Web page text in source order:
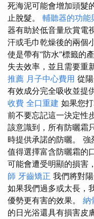
死海泥可能會增加頭髮
止脫髮。 輔聽器的功能
器有助於低音量欣賞電
汗或毛巾乾燥後的兩個
使是帶有“防水”標籤的
失去效率，並且需要重
推薦 月子中心費用 從
有效成分完全吸收並提
收費 全口重建 如果您
前不要忘記這一決定性
該意識到，所有防曬霜
時提供承諾的防曬。 強
值得選擇富含防曬霜的
可能會遭受明顯的損害
師 牙齒矯正 我們將對
如果我們過多或太長，
優勢更有害的效果。 納
的日光浴還具有損害皮